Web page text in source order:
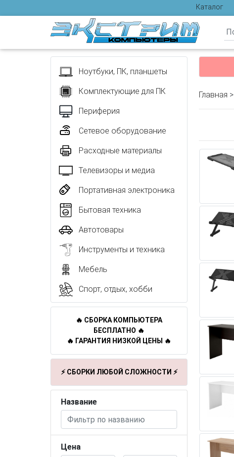
Каталог
Отзывы
Ноутбуки, ПК, планшеты
Комплектующие для ПК
Периферия
Сетевое оборудование
Расходные материалы
Телевизоры и медиа
Портативная электроника
Бытовая техника
Автотовары
Инструменты и техника
Мебель
Спорт, отдых, хобби
🔥 СБОРКА КОМПЬЮТЕРА
БЕСПЛАТНО 🔥
🔥 ГАРАНТИЯ НИЗКОЙ ЦЕНЫ 🔥
⚡ СБОРКИ ЛЮБОЙ СЛОЖНОСТИ ⚡
Название
Цена
Главная >